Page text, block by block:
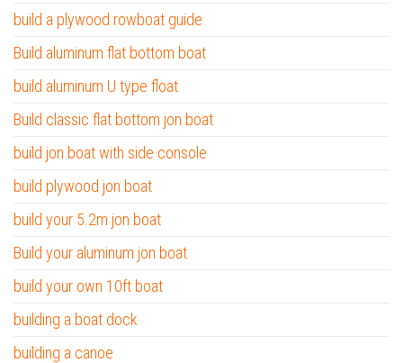
build a plywood rowboat guide
Build aluminum flat bottom boat
build aluminum U type float
Build classic flat bottom jon boat
build jon boat with side console
build plywood jon boat
build your 5.2m jon boat
Build your aluminum jon boat
build your own 10ft boat
building a boat dock
building a canoe